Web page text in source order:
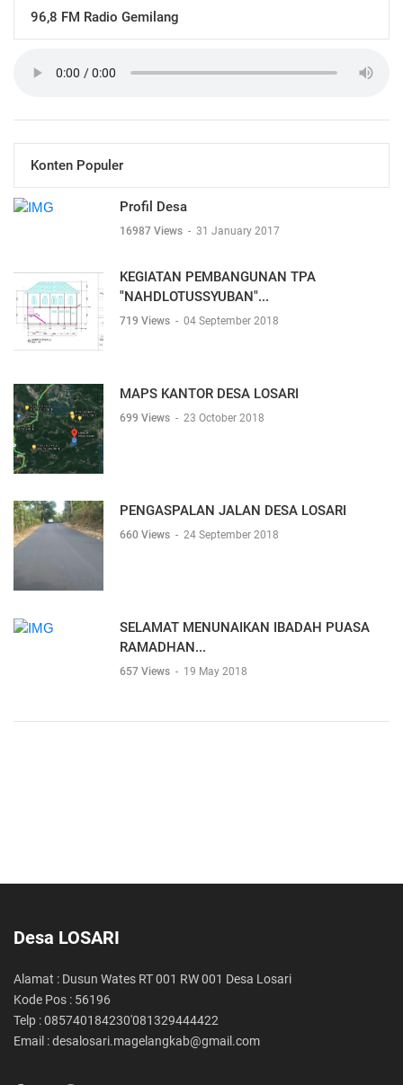
96,8 FM Radio Gemilang
Konten Populer
Profil Desa
16987 Views - 31 January 2017
KEGIATAN PEMBANGUNAN TPA
"NAHDLOTUSSYUBAN"...
719 Views - 04 September 2018
MAPS KANTOR DESA LOSARI
699 Views - 23 October 2018
PENGASPALAN JALAN DESA LOSARI
660 Views - 24 September 2018
SELAMAT MENUNAIKAN IBADAH PUASA
RAMADHAN...
657 Views - 19 May 2018
Desa LOSARI
Alamat : Dusun Wates RT 001 RW 001 Desa Losari
Kode Pos : 56196
Telp : 085740184230'081329444422
Email : desalosari.magelangkab@gmail.com